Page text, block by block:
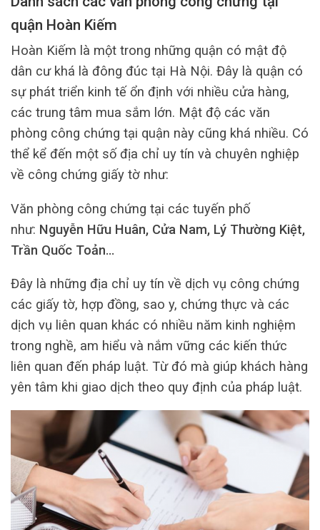
quận Hoàn Kiếm
Hoàn Kiếm là một trong những quận có mật độ
dân cư khá là đông đúc tại Hà Nội. Đây là quận có
sự phát triển kinh tế ổn định với nhiều cửa hàng,
các trung tâm mua sắm lớn. Mật độ các văn
phòng công chứng tại quận này cũng khá nhiều. Có
thể kể đến một số địa chỉ uy tín và chuyên nghiệp
về công chứng giấy tờ như:
Văn phòng công chứng tại các tuyến phố
như: Nguyễn Hữu Huân, Cửa Nam, Lý Thường Kiệt,
Trần Quốc Toản…
Đây là những địa chỉ uy tín về dịch vụ công chứng
các giấy tờ, hợp đồng, sao y, chứng thực và các
dịch vụ liên quan khác có nhiều năm kinh nghiệm
trong nghề, am hiểu và nắm vững các kiến thức
liên quan đến pháp luật. Từ đó mà giúp khách hàng
yên tâm khi giao dịch theo quy định của pháp luật.